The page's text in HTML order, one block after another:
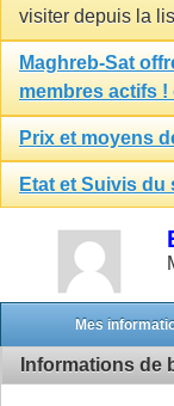
visiter depuis la
Maghreb-Sat
membres actifs
Prix et moyens
Etat et Suivis du
Mes
Informations de